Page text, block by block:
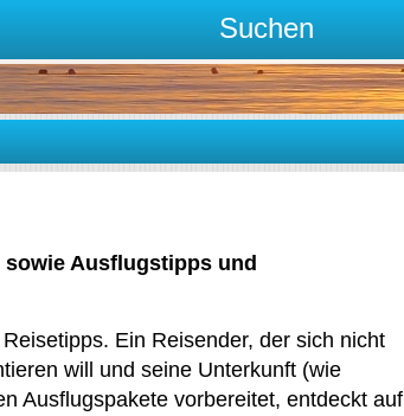
Suchen
Ausflugstipps und
Ein Reisender, der sich nicht
will und seine Unterkunft (wie
Ausflugspakete vorbereitet, entdeckt auf